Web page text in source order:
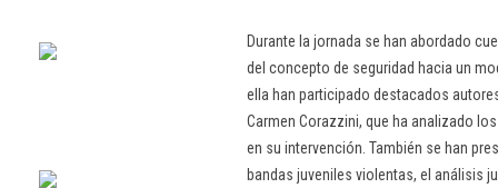
Durante la jornada se han abordado
del concepto de seguridad hacia un
ella han participado destacados
Carmen Corazzini, que ha analizado
en su intervención. También se han
bandas juveniles violentas, el análisis